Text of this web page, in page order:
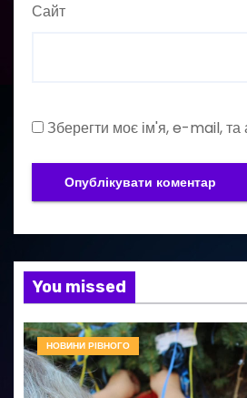
Сайт
Зберегти моє ім'я, e-mail, та
You missed
НОВИНИ РІВНОГО